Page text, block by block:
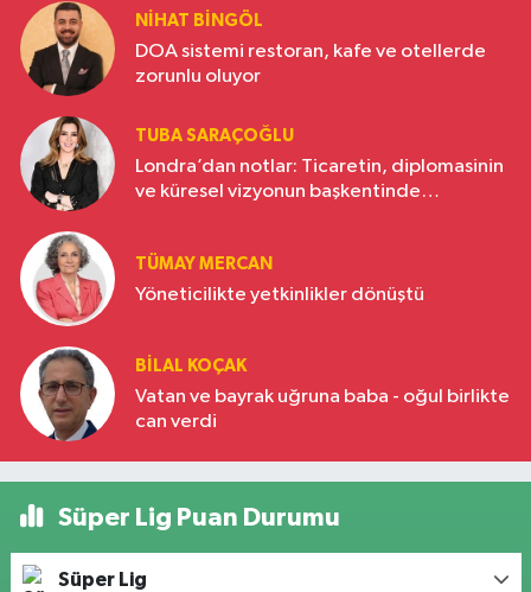
NIHAT BINGÖL
DOA sistemi restoran, kafe ve otellerde
zorunlu oluyor
TUBA SARAÇOĞLU
Londra’dan notlar: Ticaretin, diplomasinin
ve küresel vizyonun başkentinde
TÜMAY MERCAN
Yöneticilikte yetkinlikler dönüştü
BILAL KOÇAK
Vatan ve bayrak uğruna baba - oğul birlikte
can verdi
Süper Lig Puan Durumu
Süper Lig